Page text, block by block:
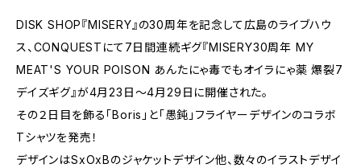
DISK SHOP『MISERY』の30周年を記念して広島のライブハウ
ス、CONQUESTにて7日間連続ギグ『MISERY30周年 MY
MEAT'S YOUR POISON あんたにゃ毒でもオイラにゃ薬 爆裂7
デイズギグ』が4月23日～4月29日に開催された。
その２日目を飾る「Boris」と「愚鈍」フライヤーデザインのコラボ
Tシャツを発売！
デザインはSxOxBのジャケットデザイン他、数々のイラストデザイ